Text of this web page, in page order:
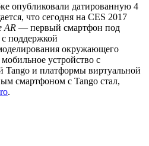
опубликовали датированную 4
что сегодня на CES 2017
AR — первый смартфон под
поддержкой
окружающего
устройство с
Tango и платформы виртуальной
смартфоном с Tango стал,
.